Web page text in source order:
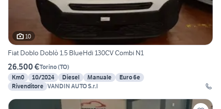
10
Fiat Doblo Doblò 1.5 BlueHdi 130CV Combi N1
26.500 €Torino(TO)
Km0
10/2024 Diesel Manuale
Euro 6e
Rivenditore VANDIN AUTO S.r.l